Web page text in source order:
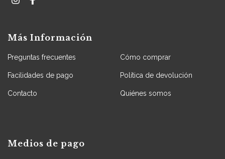
Más Información
Preguntas frecuentes Cómo comprar
Facilidades de pago Política de devolución
Contacto Quiénes somos
Medios de pago